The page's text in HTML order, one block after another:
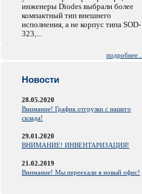
инженеры Diodes выбрали более
компактный тип внешнего
исполнения, а не корпус типа SOD-
323,...
подробнее ...
Новости
28.05.2020
Внимание! График отгрузки с нашего
склада!
29.01.2020
ВНИМАНИЕ! ИНВЕНТАРИЗАЦИЯ!
21.02.2019
Внимание! Мы переехали в новый офис!